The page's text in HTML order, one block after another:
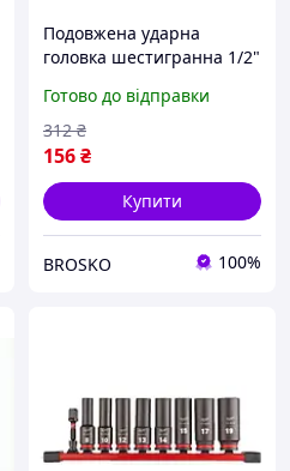
Подовжена ударна
головка шестигранна 1/2"
використання ST-00318
Готово до відправки
156₴
312 ₴
Купити
BROSKO 100%